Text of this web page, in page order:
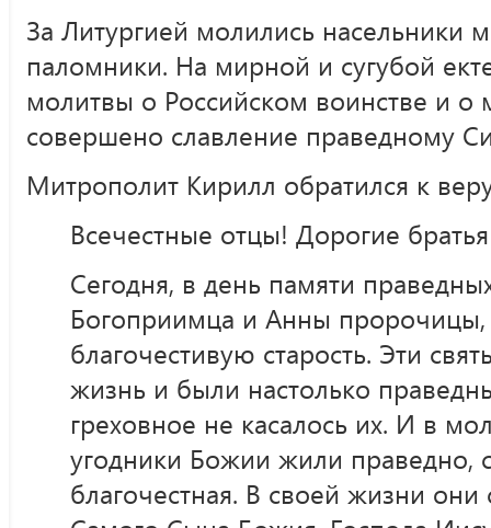
За Литургией молились насельники
паломники. На мирной и сугубой
молитвы о Российском воинстве и
совершено славление праведному
Митрополит Кирилл обратился к
Всечестные отцы! Дорогие
Сегодня, в день памяти
Богоприимца и Анны
благочестивую старость. Эти
жизнь и были настолько
греховное не касалось их. И в
угодники Божии жили праведно,
благочестная. В своей жизни они